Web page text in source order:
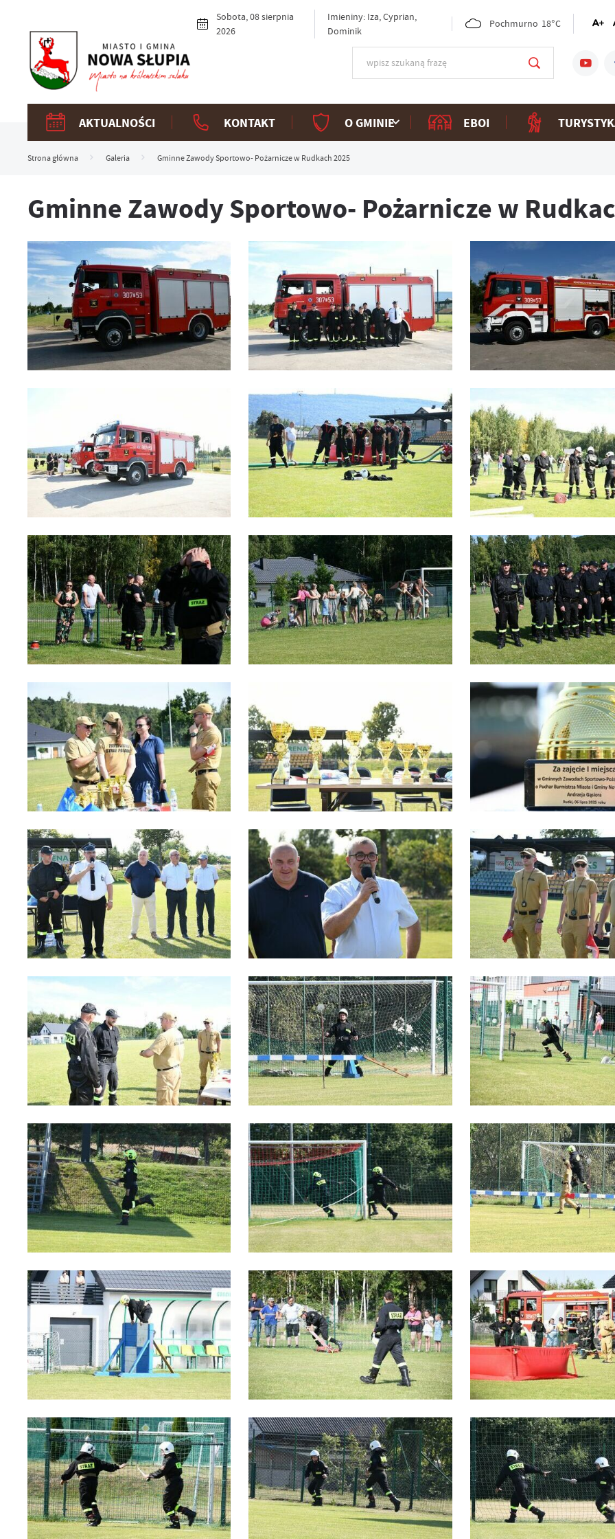
Sobota, 08 sierpnia
2026
Imieniny: Iza, Cyprian,
Dominik
Pochmurno 18°C
AKTUALNOŚCI KONTAKT O GMINIE EBOI
Strona główna Galeria Gminne Zawody Sportowo- Pożarnicze w Rudkach 2025
Gminne Zawody Sportowo- Pożarnicze w
Ustawienia
Szanujemy Twoją prywatność. Możesz zmienić ustawienia cookies lub
zaakceptować je wszystkie. W dowolnym momencie możesz dokonać zmiany
swoich ustawień.
Niezbędne
Niezbędne pliki cookies służą do prawidłowego funkcjonowania strony
internetowej i umożliwiają Ci komfortowe korzystanie z oferowanych przez nas